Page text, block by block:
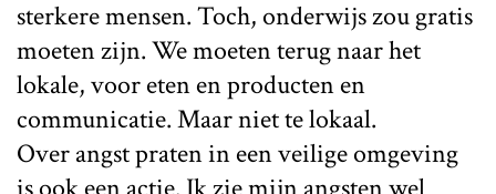
sterkere mensen. Toch, onderwijs zou gratis
moeten zijn. We moeten terug naar het
lokale, voor eten en producten en
communicatie. Maar niet te lokaal.
Over angst praten in een veilige omgeving